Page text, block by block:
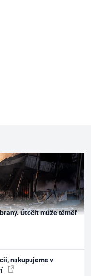
Útočit může téměř
nakupujeme v